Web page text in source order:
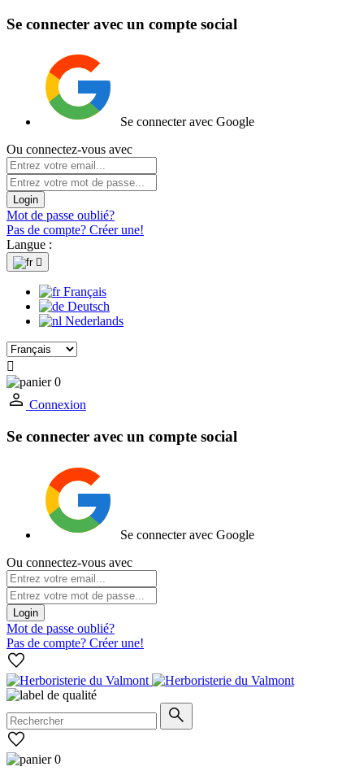
Se connecter avec un compte social
Se connecter avec Google
Ou connectez-vous avec
Login
Mot de passe oublié?
Pas de compte? Créer une!
Langue :

Français
Deutsch
Nederlands

0
Connexion
Se connecter avec un compte social
Se connecter avec Google
Ou connectez-vous avec
Login
Mot de passe oublié?
Pas de compte? Créer une!
0